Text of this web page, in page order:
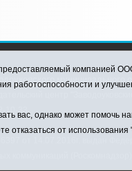
муниципального
10-33
компанией
работоспособности и
вас, однако может помочь
от